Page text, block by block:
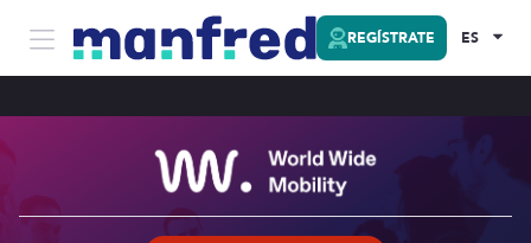
REGÍSTRATE ES